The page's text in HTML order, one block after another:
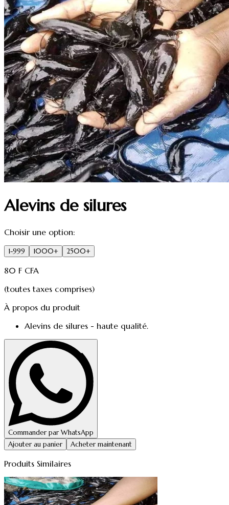
Alevins de silures
Choisir une option:
1-999 1000+ 2500+
80 F CFA
(toutes taxes comprises)
À propos du produit
Alevins de silures - haute qualité.
Commander par WhatsApp
Ajouter au panier
Acheter maintenant
Produits Similaires